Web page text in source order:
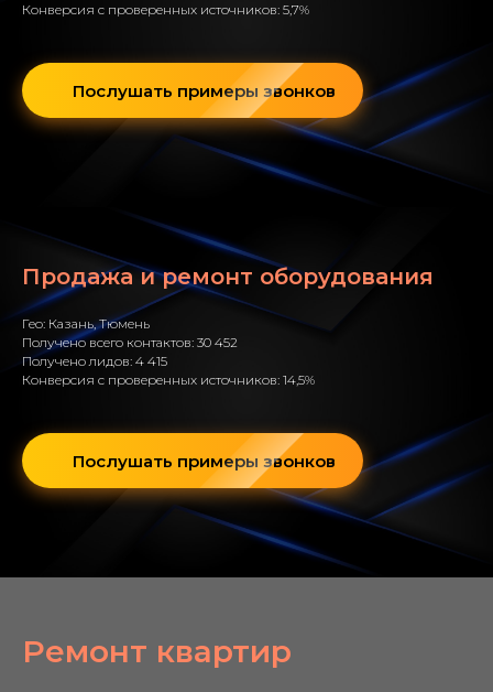
Конверсия с проверенных источников: 5,7%
Послушать примеры звонков
Продажа и ремонт оборудования
Гео: Казань, Тюмень
Получено всего контактов: 30 452
Получено лидов: 4 415
Конверсия с проверенных источников: 14,5%
Послушать примеры звонков
Ремонт квартир